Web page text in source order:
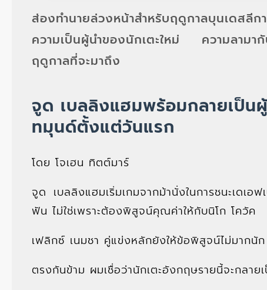
ส่องทำนายล่วงหน้าสำหรับฤดูกาลบุนเดสลี
ความเป็นผู้นำของนักเตะใหม่ ความลาม
ฤดูกาลที่จะมาถึง
จูด เบลลิงแฮมพร้อมกลายเป็น
ทมุนด์ตั้งแต่วันแรก
โดย โจเฮน ทิตต์มาร์
จูด เบลลิงแฮมเริ่มเกมจากม้านั่งในการชนะเดเ
ฟัน ไม่ใช่เพราะต้องพิสูจน์คุณค่าให้กับนิโก โควัค
เฟลิกซ์ เนมชา คู่แข่งหลักยังให้ข้อพิสูจน์ไม่มากนัก
ตรงกันข้าม ผมเชื่อว่านักเตะอังกฤษรายนี้จะกลา